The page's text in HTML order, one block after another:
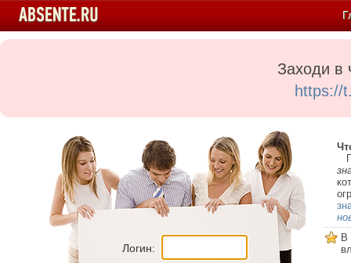
Заходи в
https://
Логин:
В